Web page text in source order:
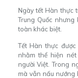
Ngày tết Hàn thực
Trung Quốc
toàn khác biệt.
Tết Hàn thực
nhằm thể hiện
người Việt. Trong
mà vẫn nấu nướng